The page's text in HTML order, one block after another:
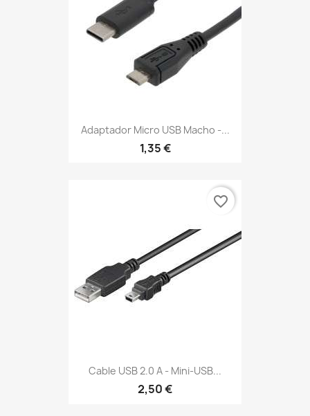
Adaptador Micro USB Macho -...
1,35 €
Cable USB 2.0 A - Mini-USB...
2,50 €
favorite_border